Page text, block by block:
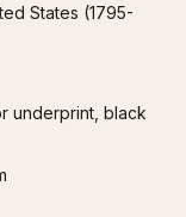
States (1795-
underprint, black